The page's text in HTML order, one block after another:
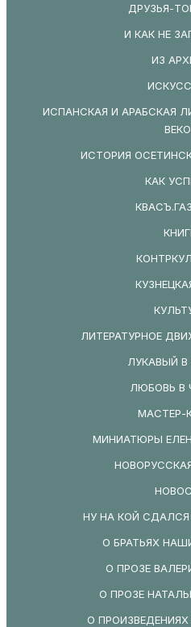
ДРУЗЬЯ-
И КАК НЕ
ИЗ
ИСПАНСКАЯ И АРАБСКАЯ
ИСТОРИЯ
КАК
ЛИТЕРАТУРНОЕ
ЛУКАВЫЙ
ЛЮБОВЬ В
МАСТЕР-
МИНИАТЮРЫ
НУ НА КОЙ
О БРАТЬЯХ
О ПРОЗЕ
О ПРОЗЕ
О